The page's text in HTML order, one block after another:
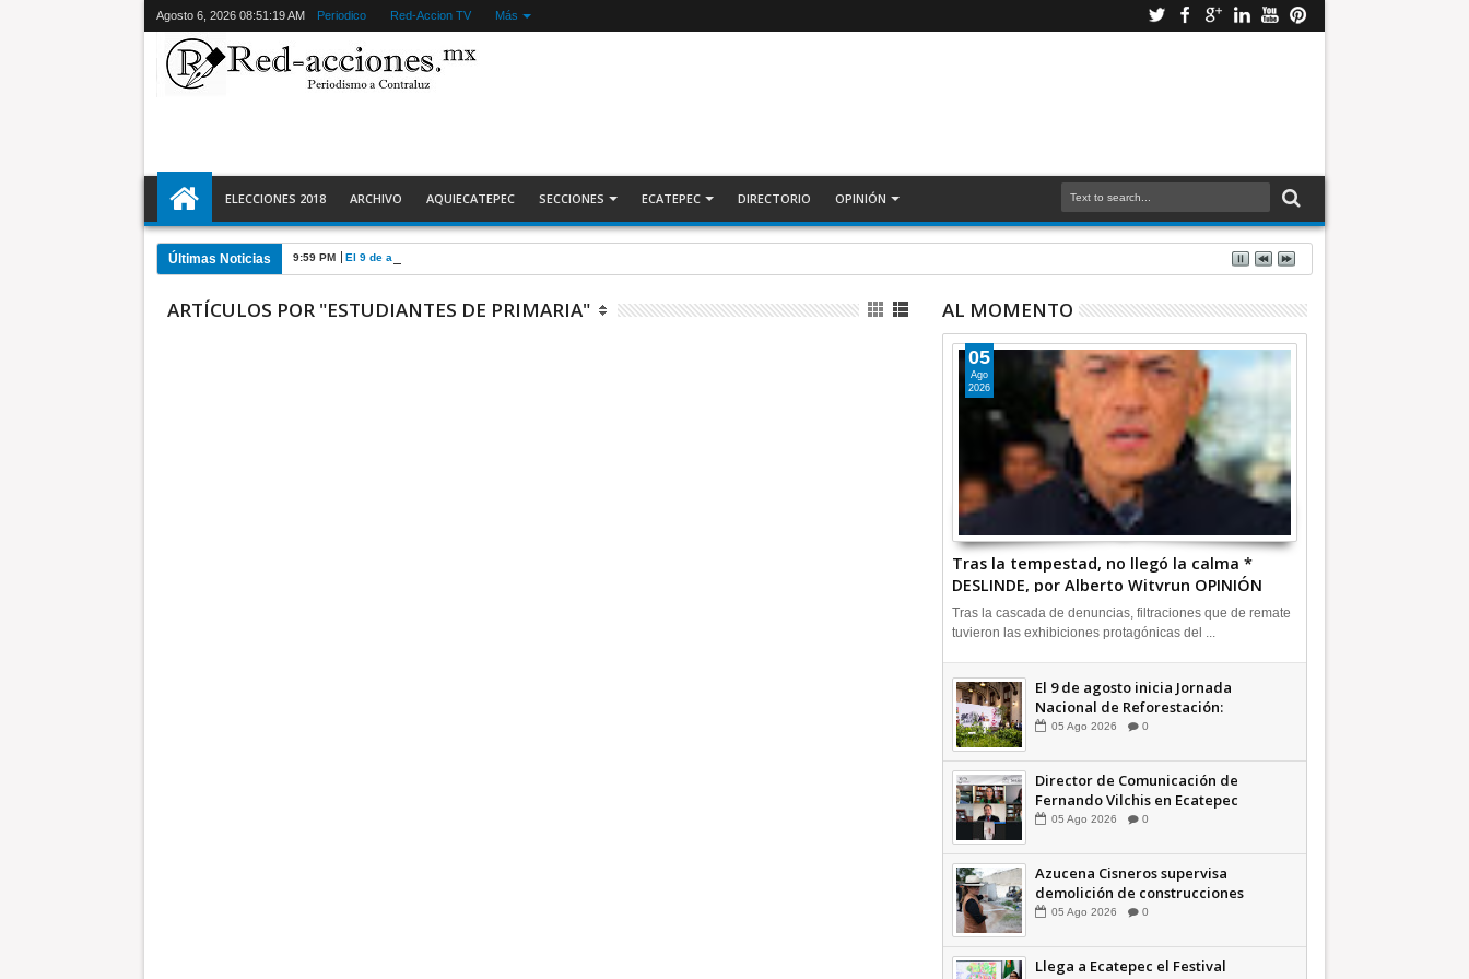
Agosto 6, 2026 08:51:20 AM Periodico Red-Accion TV Más
ELECCIONES 2018 ARCHIVO AQUIECATEPEC SECCIONES ECATEPEC DIRECTORIO OPINIÓN
Últimas Noticias 9:59 PM El 9 de agosto inicia Jornada Nacional de Reforestación: presidenta Sheinbaum +Video INFORMATIVA
ARTÍCULOS POR "ESTUDIANTES DE PRIMARIA" AL MOMENTO
Tras la tempestad, no llegó la calma *
DESLINDE, por Alberto Witvrun OPINIÓN
05
Ago
2026
Tras la cascada de denuncias, filtraciones que de remate
tuvieron las exhibiciones protagónicas del ...
El 9 de agosto inicia Jornada
Nacional de Reforestación:
presidenta Sheinbaum +Video
05 Ago 2026 0
Director de Comunicación de
Fernando Vilchis en Ecatepec
financió publicaciones en redes
Cisneros: TEEM | INFORMATIVA
05 Ago 2026 0
Azucena Cisneros supervisa
demolición de construcciones
ilegales en zona federal
05 Ago 2026 0
Llega a Ecatepec el Festival